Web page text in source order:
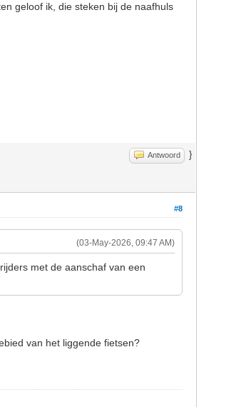
geloof ik, die steken bij de naafhuls
Antwoord }
#8
(03-May-2026, 09:47 AM)
met de aanschaf van een
van het liggende fietsen?